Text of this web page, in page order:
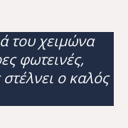
του χειμώνα
φωτεινές,
στέλνει ο καλός